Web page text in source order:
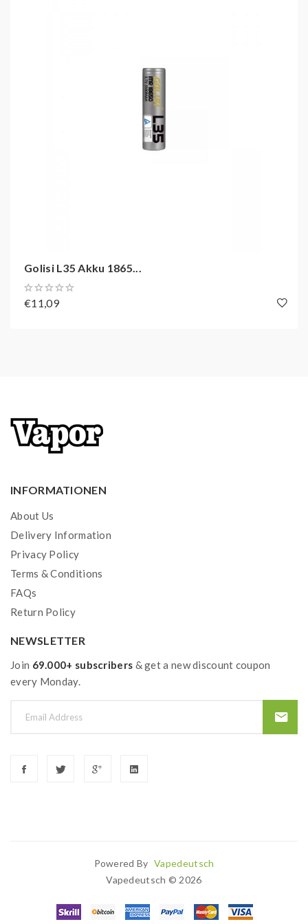
Der Golisi S35 Akku überzeugt durch seine
Kombination aus Leistung, Sicherheit und
Langlebigkeit. Perfekt für Dampfer, die eine kraftvolle
und zuverlässige Energiequelle für ihre Geräte
Golisi L35 Akku 1865...
€11,09
INFORMATIONEN
About Us
Delivery Information
Privacy Policy
Terms & Conditions
FAQs
Return Policy
NEWSLETTER
Join 69.000+ subscribers & get a new discount coupon
every Monday.
Powered By
Best Casino Uk Slot Gacor
Vapedeutsch
Vapedeutsch © 2026